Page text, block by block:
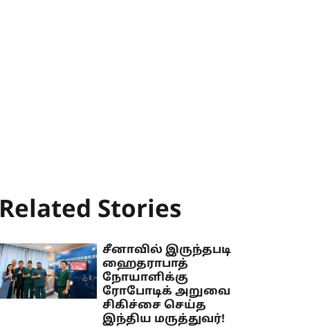
Related Stories
சீனாவில் இருந்தபடி
ஹைதராபாத்
நோயாளிக்கு
ரோபோடிக் அறுவை
சிகிச்சை செய்த
இந்திய மருத்துவர்!